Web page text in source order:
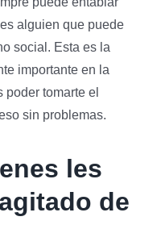
alguien que puede
social. Esta es la
importante en la
tomarte el
sin problemas.
les
de